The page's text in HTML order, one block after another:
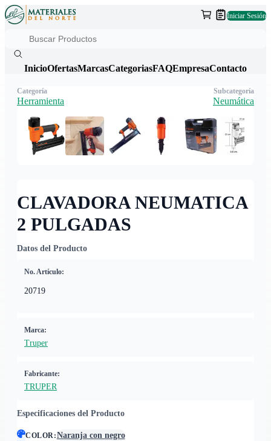
Iniciar Sesión
InicioOfertasMarcasCategoriasFAQEmpresaContacto
CLAVADORA NEUMATICA
2 PULGADAS
Datos del Producto
No. Artículo:
20719
Marca:
Truper
Fabricante:
TRUPER
Especificaciones del Producto
COLOR:Naranja con negro
Categoría
Herramienta
Subcategoría
Neumática